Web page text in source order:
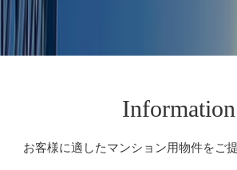
Information
お客様に適したマンション用物件をご